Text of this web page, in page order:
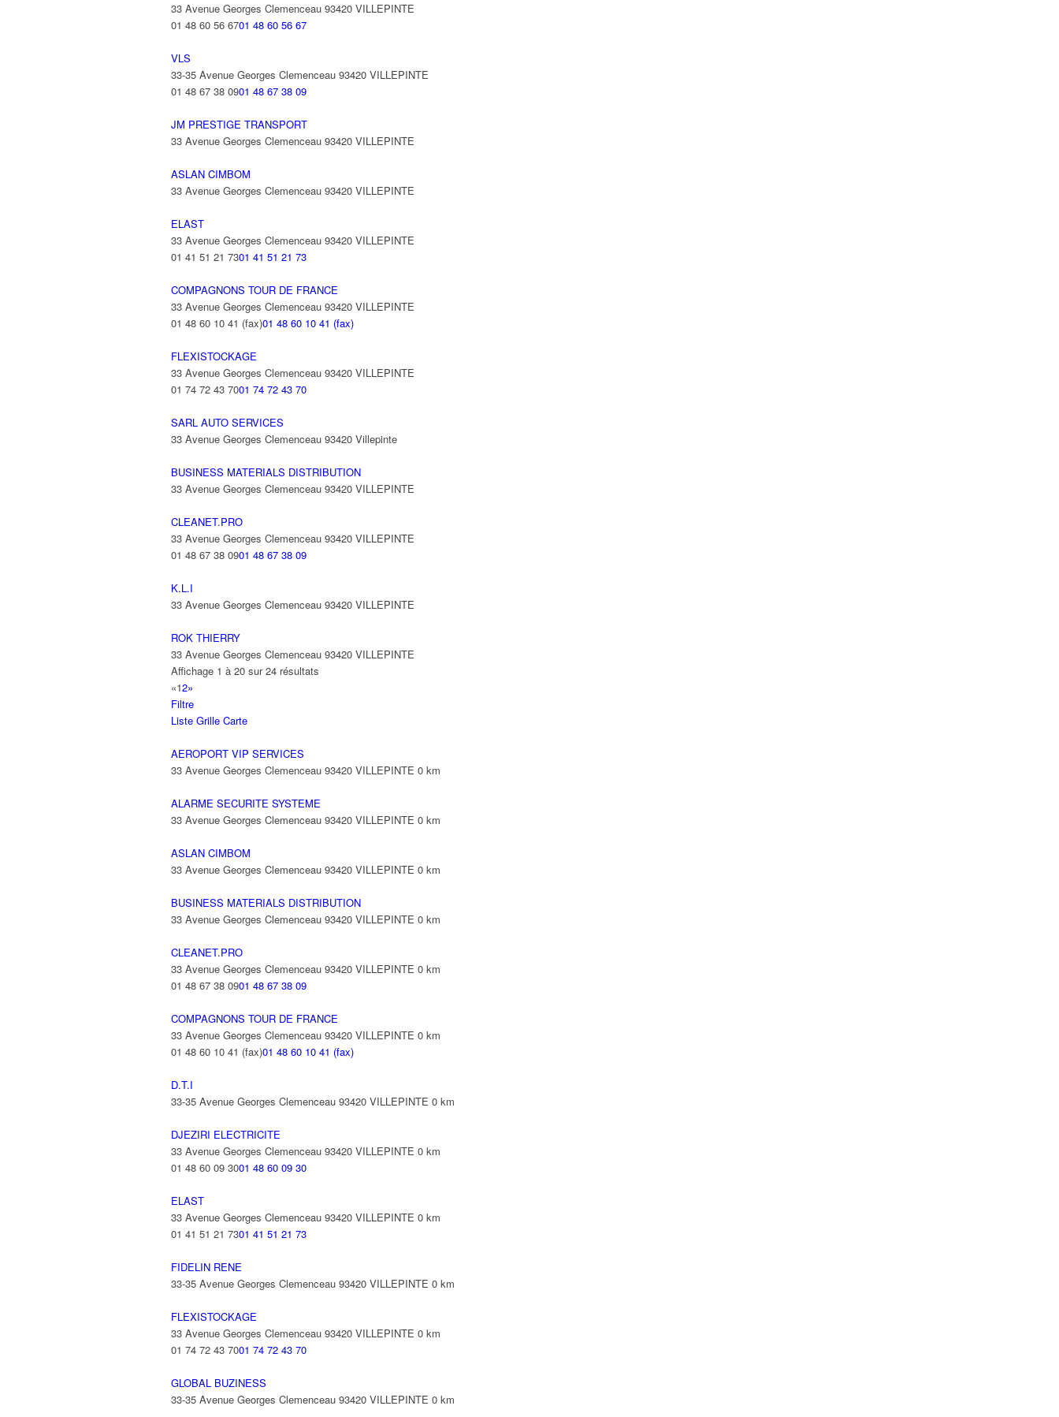
33 Avenue Georges Clemenceau 93420 VILLEPINTE
01 48 60 56 6701 48 60 56 67
VLS
33-35 Avenue Georges Clemenceau 93420 VILLEPINTE
01 48 67 38 0901 48 67 38 09
JM PRESTIGE TRANSPORT
33 Avenue Georges Clemenceau 93420 VILLEPINTE
ASLAN CIMBOM
33 Avenue Georges Clemenceau 93420 VILLEPINTE
ELAST
33 Avenue Georges Clemenceau 93420 VILLEPINTE
01 41 51 21 7301 41 51 21 73
COMPAGNONS TOUR DE FRANCE
33 Avenue Georges Clemenceau 93420 VILLEPINTE
01 48 60 10 41 (fax)01 48 60 10 41 (fax)
FLEXISTOCKAGE
33 Avenue Georges Clemenceau 93420 VILLEPINTE
01 74 72 43 7001 74 72 43 70
SARL AUTO SERVICES
33 Avenue Georges Clemenceau 93420 Villepinte
BUSINESS MATERIALS DISTRIBUTION
33 Avenue Georges Clemenceau 93420 VILLEPINTE
CLEANET.PRO
33 Avenue Georges Clemenceau 93420 VILLEPINTE
01 48 67 38 0901 48 67 38 09
K.L.I
33 Avenue Georges Clemenceau 93420 VILLEPINTE
ROK THIERRY
33 Avenue Georges Clemenceau 93420 VILLEPINTE
Affichage 1 à 20 sur 24 résultats
«12»
Filtre
Liste Grille Carte
AEROPORT VIP SERVICES
33 Avenue Georges Clemenceau 93420 VILLEPINTE 0 km
ALARME SECURITE SYSTEME
33 Avenue Georges Clemenceau 93420 VILLEPINTE 0 km
ASLAN CIMBOM
33 Avenue Georges Clemenceau 93420 VILLEPINTE 0 km
BUSINESS MATERIALS DISTRIBUTION
33 Avenue Georges Clemenceau 93420 VILLEPINTE 0 km
CLEANET.PRO
33 Avenue Georges Clemenceau 93420 VILLEPINTE 0 km
01 48 67 38 0901 48 67 38 09
COMPAGNONS TOUR DE FRANCE
33 Avenue Georges Clemenceau 93420 VILLEPINTE 0 km
01 48 60 10 41 (fax)01 48 60 10 41 (fax)
D.T.I
33-35 Avenue Georges Clemenceau 93420 VILLEPINTE 0 km
DJEZIRI ELECTRICITE
33 Avenue Georges Clemenceau 93420 VILLEPINTE 0 km
01 48 60 09 3001 48 60 09 30
ELAST
33 Avenue Georges Clemenceau 93420 VILLEPINTE 0 km
01 41 51 21 7301 41 51 21 73
FIDELIN RENE
33-35 Avenue Georges Clemenceau 93420 VILLEPINTE 0 km
FLEXISTOCKAGE
33 Avenue Georges Clemenceau 93420 VILLEPINTE 0 km
01 74 72 43 7001 74 72 43 70
GLOBAL BUZINESS
33-35 Avenue Georges Clemenceau 93420 VILLEPINTE 0 km